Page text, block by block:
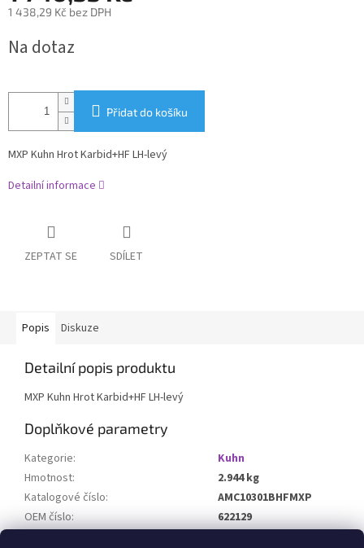
1 438,29 Kč bez DPH
cena:
Na dotaz
Přidat do košíku
MXP Kuhn Hrot Karbid+HF LH-levý
Detailní informace
ZEPTAT SE SDÍLET
Popis Diskuze
Detailní popis produktu
MXP Kuhn Hrot Karbid+HF LH-levý
Doplňkové parametry
Kategorie:
Kuhn
Hmotnost:
2.944 kg
Katalogové číslo:
AMC10301BHFMXP
OEM číslo:
622129